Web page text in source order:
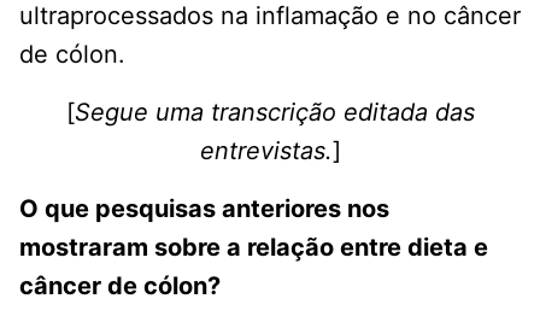
ultraprocessados ​​na inflamação e no câncer
de cólon.
[Segue uma transcrição editada das
entrevistas.]
O que pesquisas anteriores nos
mostraram sobre a relação entre dieta e
câncer de cólon?